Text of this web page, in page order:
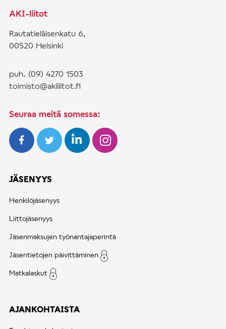
k
e
l
e
n
i
v
u
u
s
AKI-liitot
Rautatieläisenkatu 6,
00520 Helsinki
puh. (09) 4270 1503
toimisto@akiliitot.fi
Seuraa meitä somessa:
JÄSENYYS
Henkilöjäsenyys
Liittojäsenyys
Jäsenmaksujen työnantajaperintä
Jäsentietojen päivittäminen
Matkalaskut
AJANKOHTAISTA